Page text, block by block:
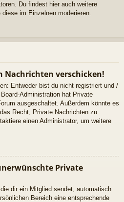
Du findest hier auch weitere
diese im Einzelnen moderieren.
Nachrichten verschicken!
Entweder bist du nicht registriert und /
Administration hat Private
ausgeschaltet. Außerdem könnte es
Recht, Private Nachrichten zu
einen Administrator, um weitere
Private
dir ein Mitglied sendet, automatisch
Bereich eine entsprechende